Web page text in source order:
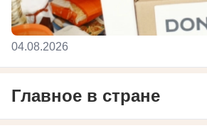
04.08.2026
Главное в стране